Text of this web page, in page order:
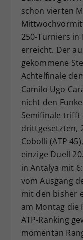
schon vierten
250-Turniers
erreicht. Der
gekommene
Achtelfinale
Camilo Ugo
nicht den
Semifinale trifft
drittgesetzten,
Cobolli (ATP
einzige Duell
in Antalya mit
vom Ausgang
mit den bisher
am Montag die
ATP-Ranking
momentan
Zweck
hat.